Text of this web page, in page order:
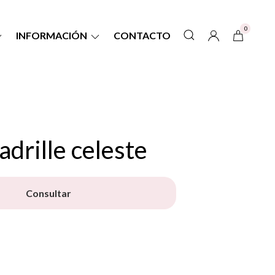
INFORMACIÓN CONTACTO
0
celeste
Consultar